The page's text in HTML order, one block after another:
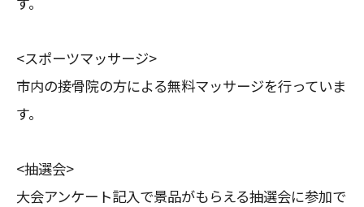
<スポーツマッサージ>
市内の接骨院の方による無料マッサージを行っていま
す。
<抽選会>
大会アンケート記入で景品がもらえる抽選会に参加で